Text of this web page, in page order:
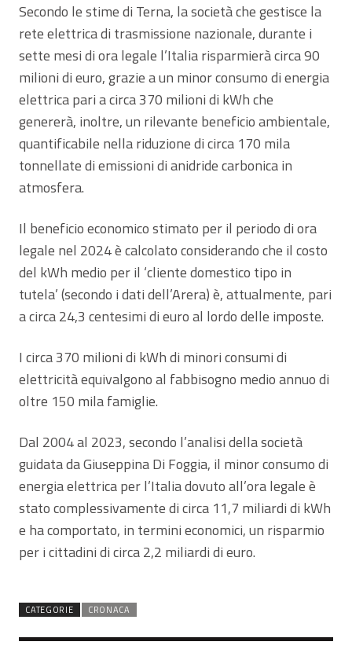
Secondo le stime di Terna, la società che gestisce la
rete elettrica di trasmissione nazionale, durante i
sette mesi di ora legale l’Italia risparmierà circa 90
milioni di euro, grazie a un minor consumo di energia
elettrica pari a circa 370 milioni di kWh che
genererà, inoltre, un rilevante beneficio ambientale,
quantificabile nella riduzione di circa 170 mila
tonnellate di emissioni di anidride carbonica in
atmosfera.
Il beneficio economico stimato per il periodo di ora
legale nel 2024 è calcolato considerando che il costo
del kWh medio per il ‘cliente domestico tipo in
tutela’ (secondo i dati dell’Arera) è, attualmente, pari
a circa 24,3 centesimi di euro al lordo delle imposte.
I circa 370 milioni di kWh di minori consumi di
elettricità equivalgono al fabbisogno medio annuo di
oltre 150 mila famiglie.
Dal 2004 al 2023, secondo l’analisi della società
guidata da Giuseppina Di Foggia, il minor consumo di
energia elettrica per l’Italia dovuto all’ora legale è
stato complessivamente di circa 11,7 miliardi di kWh
e ha comportato, in termini economici, un risparmio
per i cittadini di circa 2,2 miliardi di euro.
CATEGORIE CRONACA